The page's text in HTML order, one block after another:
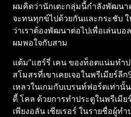
ผมคิดว่านักเตะกลุ่มนี้กําลังพัฒนา
จะทนทุกข์ไปด้วยกันและกระชับ
ว่าเราต้องพัฒนาต่อไปเพื่อเล่นบอ
ผมพอใจกับสาม
แต้ม”แฮร์รี่ เคน ของท็อตแน่มทําป
สโมสรที่เขาเคยเจอในพรีเมียร์ลี
เหลวในเกมกับเบรนท์ฟอร์ดเท่านั้
ดี้ โคล ด้วยการทําประตูในพรีเมี
เพียงอลัน เชียเรอร์ ในรายชื่อผู้ทํ